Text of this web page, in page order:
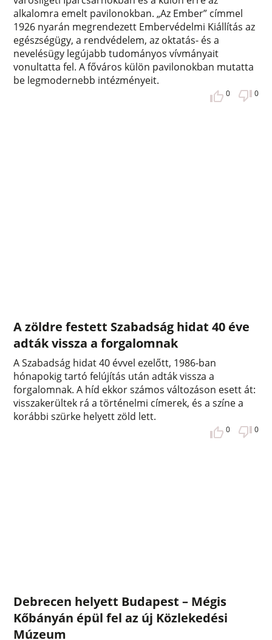
alkalomra emelt pavilonokban. „Az Ember” címmel
1926 nyarán megrendezett Embervédelmi Kiállítás az
egészségügy, a rendvédelem, az oktatás- és a
nevelésügy legújabb tudományos vívmányait
vonultatta fel. A főváros külön pavilonokban mutatta
be legmodernebb intézményeit.
0 0
A zöldre festett Szabadság hidat 40 éve
adták vissza a forgalomnak
A Szabadság hidat 40 évvel ezelőtt, 1986-ban
hónapokig tartó felújítás után adták vissza a
forgalomnak. A híd ekkor számos változáson esett át:
visszakerültek rá a történelmi címerek, és a színe a
korábbi szürke helyett zöld lett.
0 0
Debrecen helyett Budapest – Mégis
Kőbányán épül fel az új Közlekedési
Múzeum